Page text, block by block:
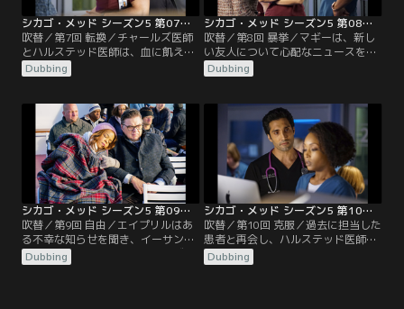
シカゴ・メッド シーズン5 第07話／吹替
吹替／第7回 転換／チャールズ医師
とハルステッド医師は、血に飢えた
患者を担当する。マルセル医師とマ
ギーは、病院のスタッフを招いてザ
係が芽生える一方で、別の関係は険
悪になってしまう。
Dubbing
シカゴ・メッド シーズン5 第08話／吹替
吹替／第8回 暴挙／マギーは、新し
い友人について心配なニュースを聞
き、彼を支えるためにルールを破っ
てしまう。メッドの仲間たちの一人
術のため運び込まれる。SNSのイン
フルエンサーが、自分のファンたち
の投票で治療方針を決めようとし、
チャールズ医師は決断を迫られる。
Dubbing
シカゴ・メッド シーズン5 第09話／吹替
吹替／第9回 自由／エイプリルはあ
る不幸な知らせを聞き、イーサンと
の将来が不安になる。チャールズ医
師とマギーは、辛い時期を目前に控
Dubbing
シカゴ・メッド シーズン5 第10話／吹替
吹替／第10回 克服／過去に担当した
患者と再会し、ハルステッド医師は
動揺する。エイプリルはイーサンに
秘密を打ち明けようとしている。チ
Dubbing